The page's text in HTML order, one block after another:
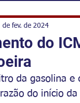
do
de fev. de 2024
da gasolina
do início